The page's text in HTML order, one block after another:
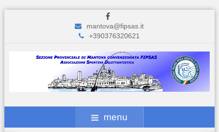
mantova@fipsas.it
+390376320621
menu